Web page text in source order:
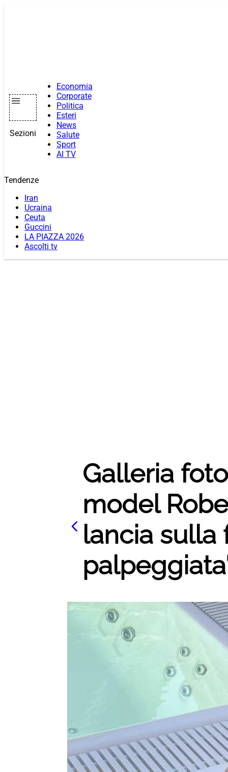
Sezioni
Economia
Corporate
Politica
Esteri
News
Salute
Sport
AI TV
Tendenze
Iran
Ucraina
Ceuta
Guccini
LA PIAZZA 2026
Ascolti tv
Galleria
model
lancia sulla